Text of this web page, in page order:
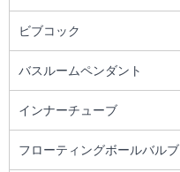
ビブコック
バスルームペンダント
インナーチューブ
フローティングボールバルブ